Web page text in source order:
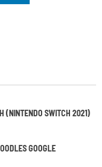
(NINTENDO SWITCH 2021)
GOOGLE